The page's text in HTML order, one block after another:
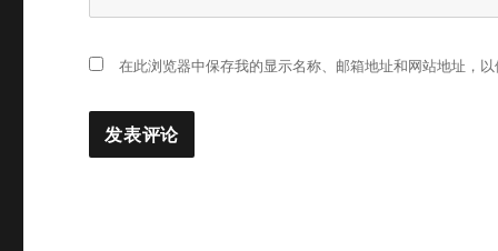
在此浏览器中保存我的显示名称、邮箱地址和网站地址，以